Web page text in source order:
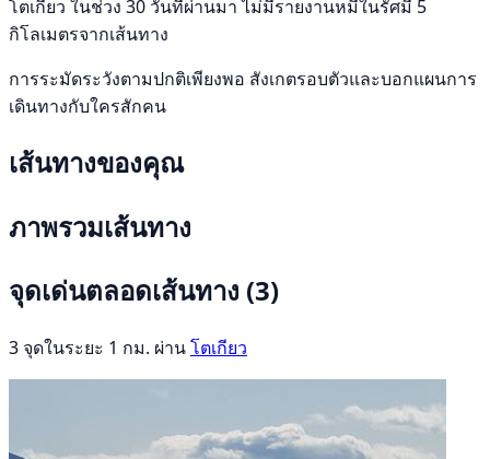
โตเกียว ในช่วง 30 วันที่ผ่านมา ไม่มีรายงานหมีในรัศมี 5
กิโลเมตรจากเส้นทาง
การระมัดระวังตามปกติเพียงพอ สังเกตรอบตัวและบอกแผนการ
เดินทางกับใครสักคน
เส้นทางของคุณ
ภาพรวมเส้นทาง
จุดเด่นตลอดเส้นทาง (3)
3 จุดในระยะ 1 กม. ผ่านโตเกียว